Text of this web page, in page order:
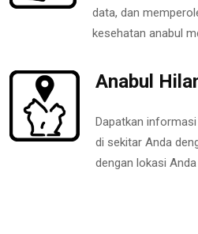
data, dan
kesehatan anabul
Anabul
Dapatkan
di sekitar Anda
dengan lokasi